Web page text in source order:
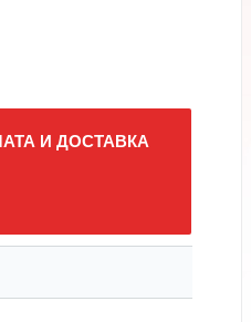
И ДОСТАВКА